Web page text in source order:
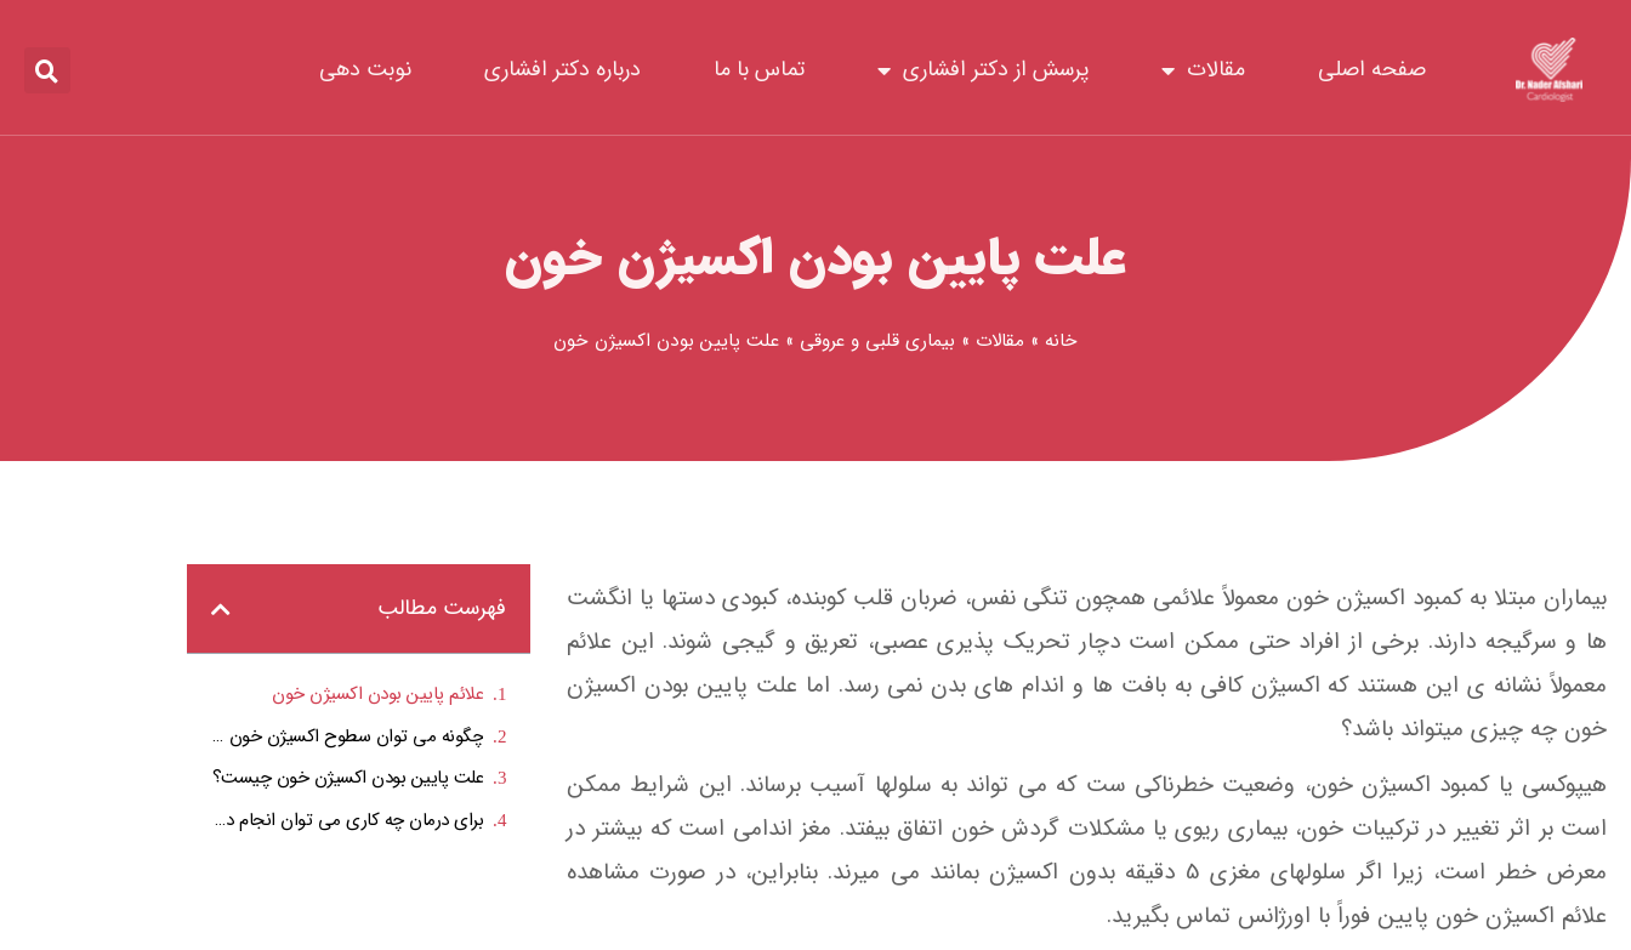
محتوا
صفحه اصلی مقالات پرسش از دکتر افشاری تماس با ما درباره دکتر افشاری نوبت دهی
علت پایین بودن اکسیژن خون
خانه » مقالات » بیماری قلبی و عروقی » علت پایین بودن اکسیژن خون
بیماران مبتلا به کمبود اکسیژن خون معمولاً علائمی همچون تنگی نفس، ضربان قلب کوبنده، کبودی دستها یا انگشت
ها و سرگیجه دارند. برخی از افراد حتی ممکن است دچار تحریک پذیری عصبی، تعریق و گیجی شوند. این علائم
معمولاً نشانه ی این هستند که اکسیژن کافی به بافت ها و اندام های بدن نمی رسد. اما علت پایین بودن اکسیژن
خون چه چیزی میتواند باشد؟
هیپوکسی یا کمبود اکسیژن خون، وضعیت خطرناکی ست که می تواند به سلولها آسیب برساند. این شرایط ممکن
است بر اثر تغییر در ترکیبات خون، بیماری ریوی یا مشکلات گردش خون اتفاق بیفتد. مغز اندامی است که بیشتر در
معرض خطر است، زیرا اگر سلولهای مغزی 5 دقیقه بدون اکسیژن بمانند می میرند. بنابراین، در صورت مشاهده
علائم اکسیژن خون پایین فوراً با اورژانس تماس بگیرید.
فهرست مطالب
علائم پایین بودن اکسیژن خون
چگونه می توان سطوح اکسیژن خون را اندازه گیری کرد؟
علت پایین بودن اکسیژن خون چیست؟
برای درمان چه کاری می توان انجام داد؟